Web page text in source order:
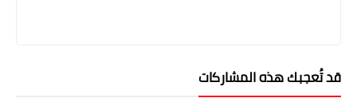
قد تُعجبك هذه المشاركات